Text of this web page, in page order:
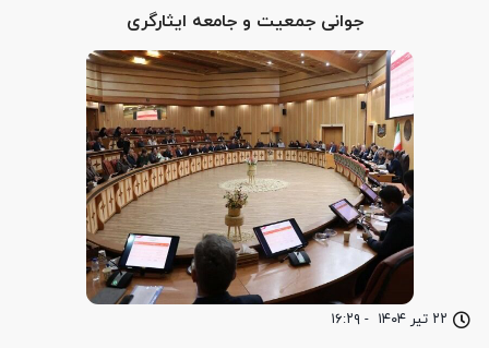
۲۲ تیر ۱۴۰۴ - ۱۶:۲۹
جوانی جمعیت و جامعه ایثارگری